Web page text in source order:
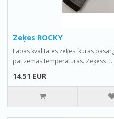
Zeķes ROCKY
Labās kvalitātes zeķes, kuras
pat zemas temperaturās. Zeķess ti..
14.51 EUR